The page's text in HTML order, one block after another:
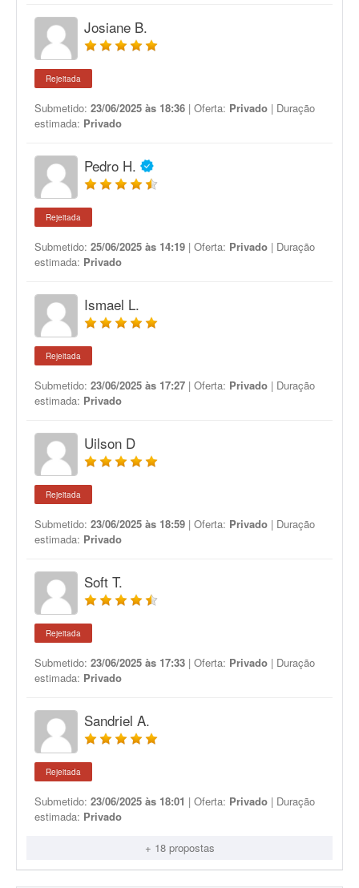
Josiane B.
Rejeitada
Submetido: 23/06/2025 às 18:36 | Oferta: Privado | Duração
estimada: Privado
Pedro H.
Rejeitada
Submetido: 25/06/2025 às 14:19 | Oferta: Privado | Duração
estimada: Privado
Ismael L.
Rejeitada
Submetido: 23/06/2025 às 17:27 | Oferta: Privado | Duração
estimada: Privado
Uilson D
Rejeitada
Submetido: 23/06/2025 às 18:59 | Oferta: Privado | Duração
estimada: Privado
Soft T.
Rejeitada
Submetido: 23/06/2025 às 17:33 | Oferta: Privado | Duração
estimada: Privado
Sandriel A.
Rejeitada
Submetido: 23/06/2025 às 18:01 | Oferta: Privado | Duração
estimada: Privado
+ 18 propostas